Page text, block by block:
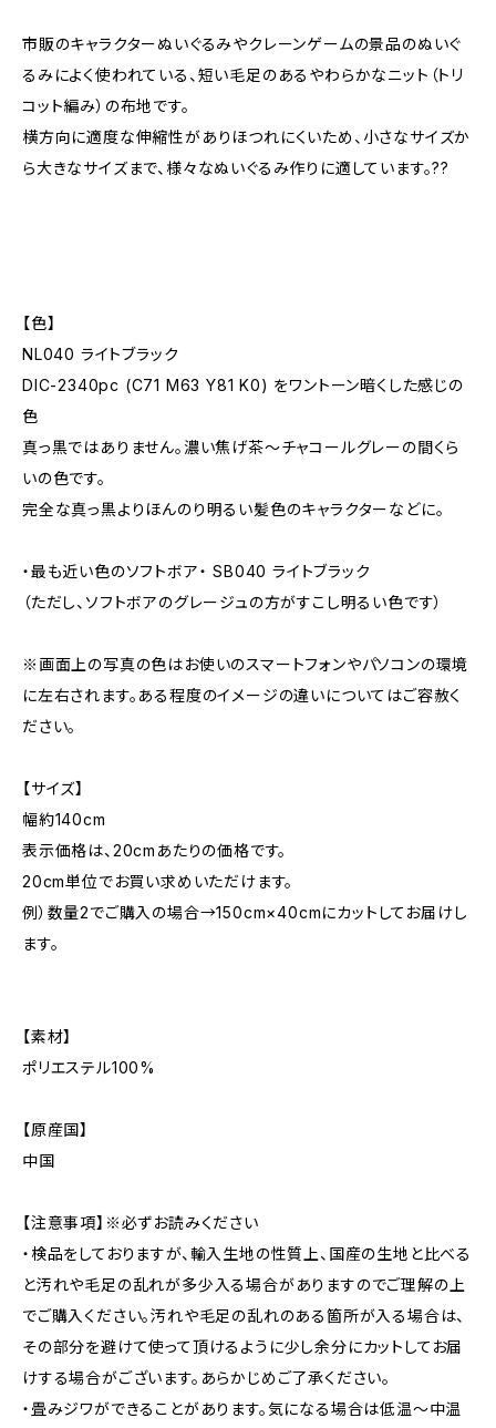
市販のキャラクターぬいぐるみやクレーンゲームの景品のぬいぐ
るみによく使われている、短い毛足のあるやわらかなニット（トリ
コット編み）の布地です。
横方向に適度な伸縮性がありほつれにくいため、小さなサイズか
ら大きなサイズまで、様々なぬいぐるみ作りに適しています。??
【色】
NL040 ライトブラック
DIC-2340pc (C71 M63 Y81 K0) をワントーン暗くした感じの
色
真っ黒ではありません。濃い焦げ茶〜チャコールグレーの間くら
いの色です。
完全な真っ黒よりほんのり明るい髪色のキャラクターなどに。
・最も近い色のソフトボア・ SB040 ライトブラック
（ただし、ソフトボアのグレージュの方がすこし明るい色です）
※画面上の写真の色はお使いのスマートフォンやパソコンの環境
に左右されます。ある程度のイメージの違いについてはご容赦く
ださい。
【サイズ】
幅約140cm
表示価格は、20cmあたりの価格です。
20cm単位でお買い求めいただけます。
例）数量2でご購入の場合→150cm×40cmにカットしてお届けし
ます。
【素材】
ポリエステル100%
【原産国】
中国
【注意事項】※必ずお読みください
・検品をしておりますが、輸入生地の性質上、国産の生地と比べる
と汚れや毛足の乱れが多少入る場合がありますのでご理解の上
でご購入ください。汚れや毛足の乱れのある箇所が入る場合は、
その部分を避けて使って頂けるように少し余分にカットしてお届
けする場合がございます。あらかじめご了承ください。
・畳みジワができることがあります。気になる場合は低温〜中温